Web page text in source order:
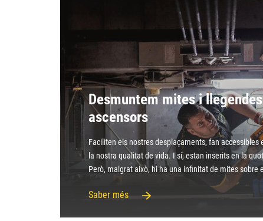
Desmuntem mites i
ascensors
Faciliten els nostres desplaçaments, fan accessibles
la nostra qualitat de vida. I sí, estan inserits en la
Però, malgrat això, hi ha una infinitat de mites sobre
Saber més